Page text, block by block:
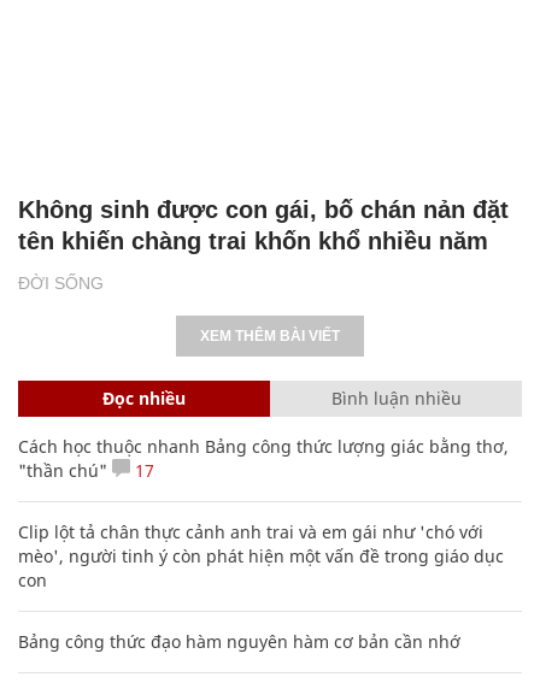
ĐỜI SỐNG
Không sinh được con gái, bố chán nản đặt
tên khiến chàng trai khốn khổ nhiều năm
XEM THÊM BÀI VIẾT
Đọc nhiều Bình luận nhiều
Cách học thuộc nhanh Bảng công thức lượng giác bằng thơ,
"thần chú"
17
Clip lột tả chân thực cảnh anh trai và em gái như 'chó với
mèo', người tinh ý còn phát hiện một vấn đề trong giáo dục
con
Bảng công thức đạo hàm nguyên hàm cơ bản cần nhớ